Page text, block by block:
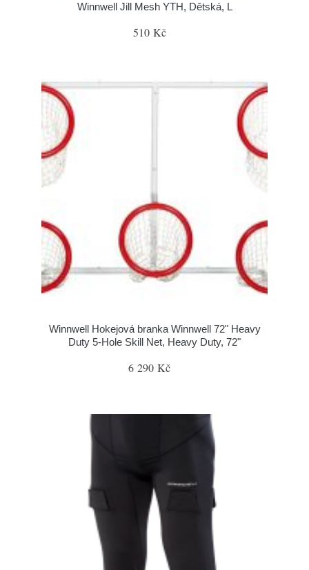
Winnwell Jill Mesh YTH, Dětská, L
510 Kč
Winnwell Hokejová branka Winnwell 72" Heavy
Duty 5-Hole Skill Net, Heavy Duty, 72"
6 290 Kč